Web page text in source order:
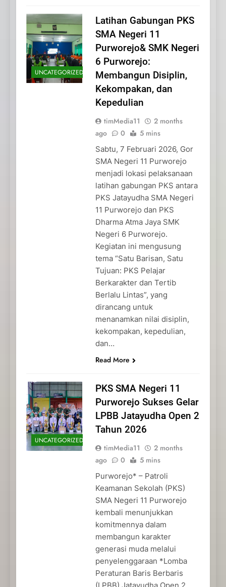
UNCATEGORIZED
Latihan Gabungan PKS
SMA Negeri 11
Purworejo& SMK Negeri
6 Purworejo:
Membangun Disiplin,
Kekompakan, dan
Kepedulian
timMedia11
2 months
ago
0 5 mins
Sabtu, 7 Februari 2026, Gor
SMA Negeri 11 Purworejo
menjadi lokasi pelaksanaan
latihan gabungan PKS antara
PKS Jatayudha SMA Negeri
11 Purworejo dan PKS
Dharma Atma Jaya SMK
Negeri 6 Purworejo.
Kegiatan ini mengusung
tema “Satu Barisan, Satu
Tujuan: PKS Pelajar
Berkarakter dan Tertib
Berlalu Lintas”, yang
dirancang untuk
menanamkan nilai disiplin,
kekompakan, kepedulian,
dan…
Read More
UNCATEGORIZED
PKS SMA Negeri 11
Purworejo Sukses Gelar
LPBB Jatayudha Open 2
Tahun 2026
timMedia11
2 months
ago
0 5 mins
Purworejo* – Patroli
Keamanan Sekolah (PKS)
SMA Negeri 11 Purworejo
kembali menunjukkan
komitmennya dalam
membangun karakter
generasi muda melalui
penyelenggaraan *Lomba
Peraturan Baris Berbaris